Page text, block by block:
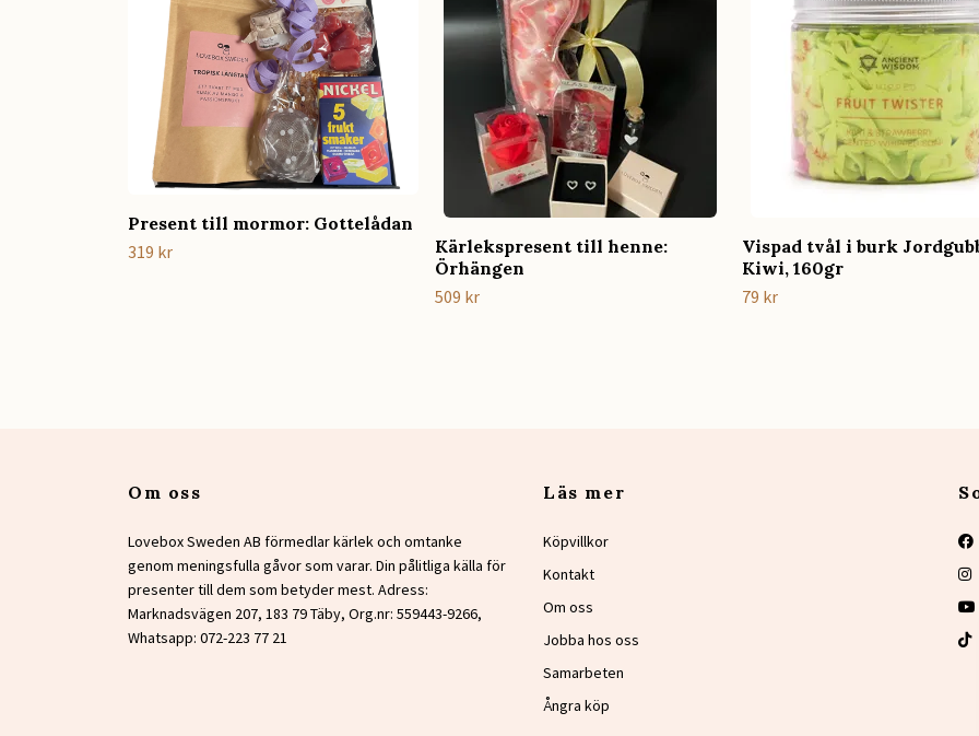
Present till mormor: Gottelådan
319 kr
Kärlekspresent till henne:
Örhängen
509 kr
Vispad tvål i burk
Kiwi, 160gr
79 kr
Om oss
Lovebox Sweden AB förmedlar kärlek och omtanke
genom meningsfulla gåvor som varar. Din pålitliga källa för
presenter till dem som betyder mest. Adress:
Marknadsvägen 207, 183 79 Täby, Org.nr: 559443-9266,
Whatsapp: 072-223 77 21
Läs mer
Köpvillkor
Kontakt
Om oss
Jobba hos oss
Samarbeten
Ångra köp